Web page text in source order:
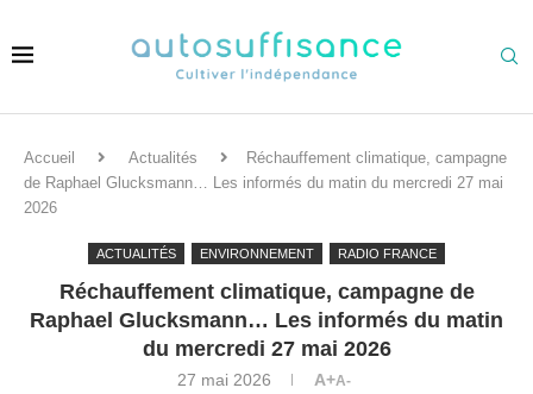
Accueil Actualités
Réchauffement climatique, campagne
de Raphael Glucksmann… Les informés du matin du mercredi 27 mai
2026
ACTUALITÉS ENVIRONNEMENT RADIO FRANCE
Réchauffement climatique, campagne de
Raphael Glucksmann… Les informés du matin
du mercredi 27 mai 2026
27 mai 2026 A+A-